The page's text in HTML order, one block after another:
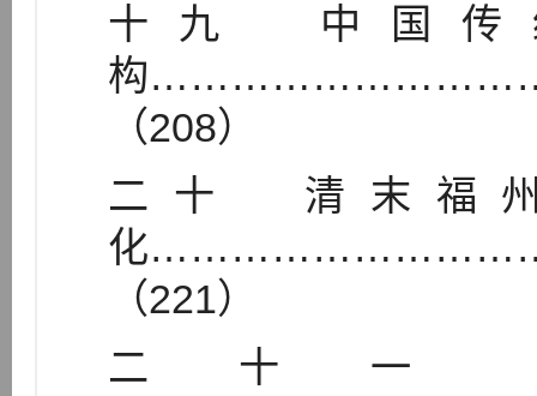
十九 中国传
构
（208）
二十 清末福
化
（221）
二十一